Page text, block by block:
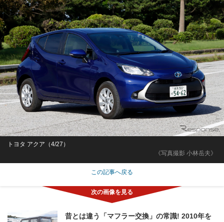
《写真撮影 小林岳夫》
トヨタ アクア（4/27）
この記事へ戻る
昔とは違う「マフラー交換」の常識! 2010年を